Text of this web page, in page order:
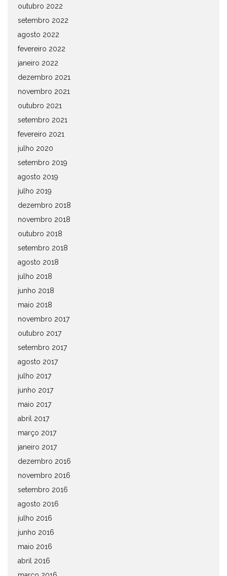
outubro 2022
setembro 2022
agosto 2022
fevereiro 2022
janeiro 2022
dezembro 2021
novembro 2021
outubro 2021
setembro 2021
fevereiro 2021
julho 2020
setembro 2019
agosto 2019
julho 2019
dezembro 2018
novembro 2018
outubro 2018
setembro 2018
agosto 2018
julho 2018
junho 2018
maio 2018
novembro 2017
outubro 2017
setembro 2017
agosto 2017
julho 2017
junho 2017
maio 2017
abril 2017
março 2017
janeiro 2017
dezembro 2016
novembro 2016
setembro 2016
agosto 2016
julho 2016
junho 2016
maio 2016
abril 2016